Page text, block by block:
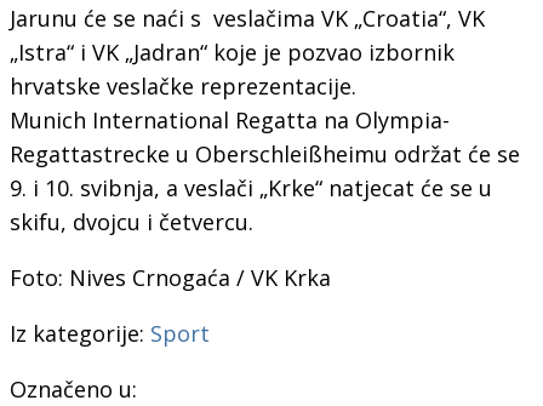
Jarunu će se naći s veslačima VK „Croatia“, VK
„Istra“ i VK „Jadran“ koje je pozvao izbornik
hrvatske veslačke reprezentacije.
Munich International Regatta na Olympia-
Regattastrecke u Oberschleißheimu održat će se
9. i 10. svibnja, a veslači „Krke“ natjecat će se u
skifu, dvojcu i četvercu.
Foto: Nives Crnogaća / VK Krka
Iz kategorije: Sport
Označeno u: